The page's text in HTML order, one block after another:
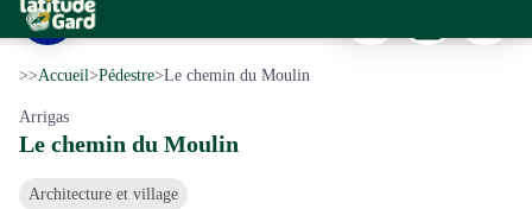
Rando Gard
Voir l'image en plein écran
>>Accueil>Pédestre>Le chemin du Moulin
Arrigas
Le chemin du Moulin
Architecture et village